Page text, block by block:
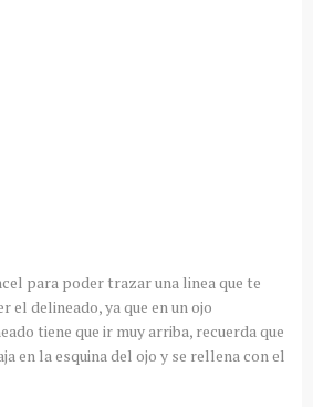
para poder trazar una linea que te
el delineado, ya que en un ojo
tiene que ir muy arriba, recuerda que
en la esquina del ojo y se rellena con el